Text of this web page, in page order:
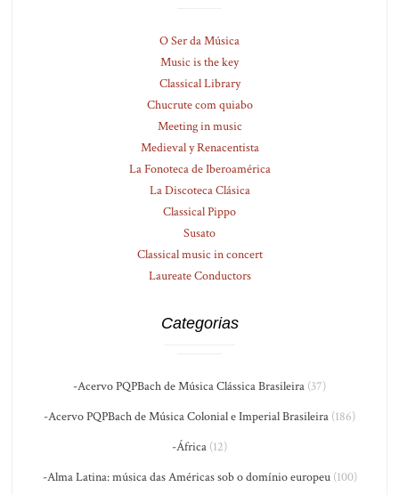
O Ser da Música
Music is the key
Classical Library
Chucrute com quiabo
Meeting in music
Medieval y Renacentista
La Fonoteca de Iberoamérica
La Discoteca Clásica
Classical Pippo
Susato
Classical music in concert
Laureate Conductors
Categorias
-Acervo PQPBach de Música Clássica Brasileira (37)
-Acervo PQPBach de Música Colonial e Imperial Brasileira (186)
-África (12)
-Alma Latina: música das Américas sob o domínio europeu(100)